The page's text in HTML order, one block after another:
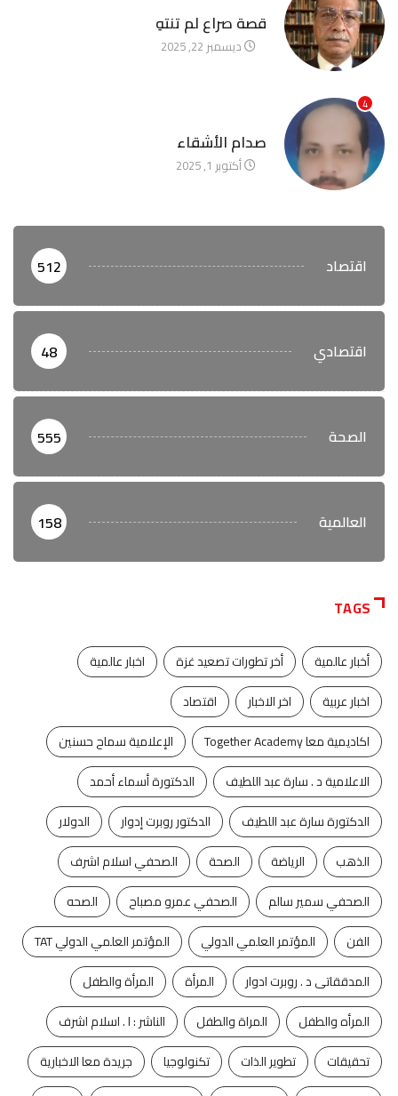
قصة صراع لم تنتهِ
ديسمبر 22, 2025
4
صدام الأشقاء
أكتوبر 1, 2025
اقتصاد 512
اقتصادي 48
الصحة 555
العالمية 158
TAGS
أخبار عالمية أخر تطورات تصعيد غزة
اخبار عالمية
اخبار عربية
اخر الاخبار
اقتصاد
اكاديمية معا Together Academy
الإعلامية سماح حسنين
الاعلامية د . سارة عبد اللطيف
الدكتورة أسماء أحمد
الدكتورة سارة عبد اللطيف
الدكتور روبرت إدوار
الدولار
الذهب
الرياضة الصحة
الصحفي اسلام اشرف
الصحفي سمير سالم
الصحفي عمرو مصباح
الصحه
الفن
المؤتمر العلمي الدولي
المؤتمر العلمي الدولي TAT
المدققاتى د . روبرت ادوار
المرأة
المرأة والطفل
المرأه والطفل
المراة والطفل
الناشر : ا . اسلام اشرف
تحقيقات
تطوير الذات تكنولوجيا
جريدة معا الاخبارية